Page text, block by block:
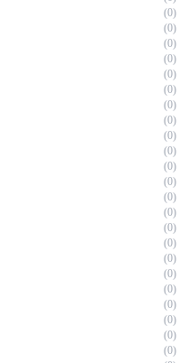
0
0
0
0
0
0
0
0
0
0
0
0
0
0
0
0
0
0
0
0
0
0
0